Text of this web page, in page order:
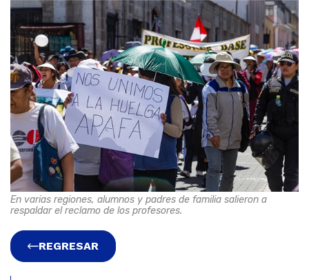
En varias regiones, alumnos y padres de familia salieron a
respaldar el reclamo de los profesores.
REGRESAR